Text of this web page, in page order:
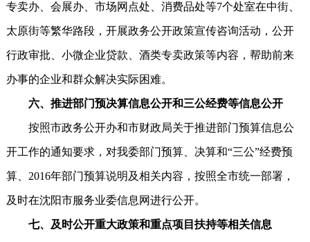
专卖办、会展办、市场网点处、消费品处等7个处室在中街、
太原街等繁华路段，开展政务公开政策宣传咨询活动，公开
行政审批、小微企业贷款、酒类专卖政策等内容，帮助前来
办事的企业和群众解决实际困难。
六、推进部门预决算信息公开和三公经费等信息公开
按照市政务公开办和市财政局关于推进部门预算信息公
开工作的通知要求，对我委部门预算、决算和“三公”经费预
算、2016年部门预算说明及相关内容，按照全市统一部署，
及时在沈阳市服务业委信息网进行公开。
七、及时公开重大政策和重点项目扶持等相关信息